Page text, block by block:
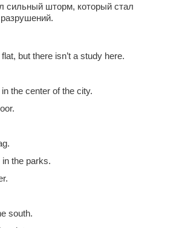
сильный шторм, который стал
but there isn’t a study here.
the center of the city.
the parks.
south.